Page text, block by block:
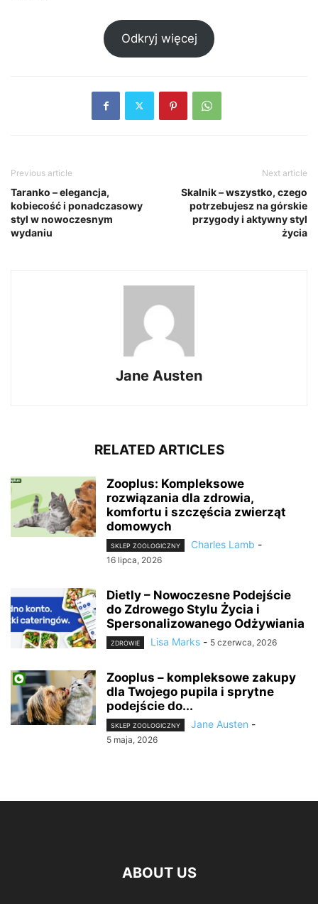
Odkryj więcej
Previous article
Taranko – elegancja,
kobiecość i ponadczasowy
styl w nowoczesnym
wydaniu
Next article
Skalnik – wszystko, czego
potrzebujesz na górskie
przygody i aktywny styl
życia
Jane Austen
RELATED ARTICLES
Zooplus: Kompleksowe
rozwiązania dla zdrowia,
komfortu i szczęścia zwierząt
domowych
SKLEP ZOOLOGICZNY Charles Lamb -
16 lipca, 2026
Dietly – Nowoczesne Podejście
do Zdrowego Stylu Życia i
Spersonalizowanego Odżywiania
ZDROWIE Lisa Marks - 5 czerwca, 2026
Zooplus – kompleksowe zakupy
dla Twojego pupila i sprytne
podejście do...
SKLEP ZOOLOGICZNY Jane Austen -
5 maja, 2026
ABOUT US